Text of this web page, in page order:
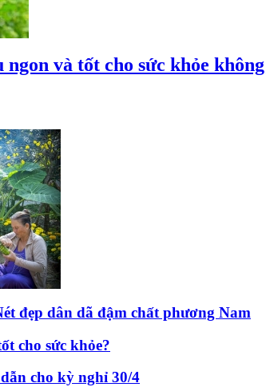
và tốt cho sức khỏe
đẹp dân dã đậm chất phương Nam
cho sức khỏe?
cho kỳ nghỉ 30/4